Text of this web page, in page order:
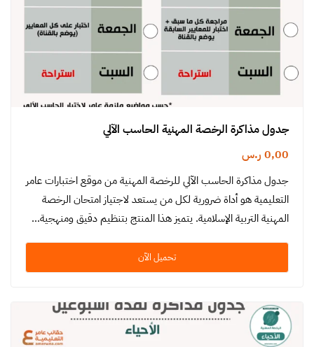
جدول مذاكرة الرخصة المهنية الحاسب الآلي
0,00 ر.س
جدول مذاكرة الحاسب الآلي للرخصة المهنية من موقع اختبارات عامر
التعليمية هو أداة ضرورية لكل من يستعد لاجتياز امتحان الرخصة
المهنية التربية الإسلامية. يتميز هذا المنتج بتنظيم دقيق ومنهجية…
تحميل الآن